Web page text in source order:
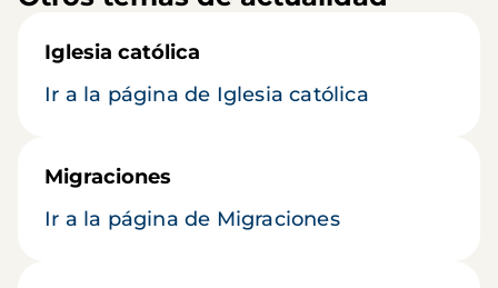
Iglesia católica
Ir a la página de Iglesia católica
Migraciones
Ir a la página de Migraciones